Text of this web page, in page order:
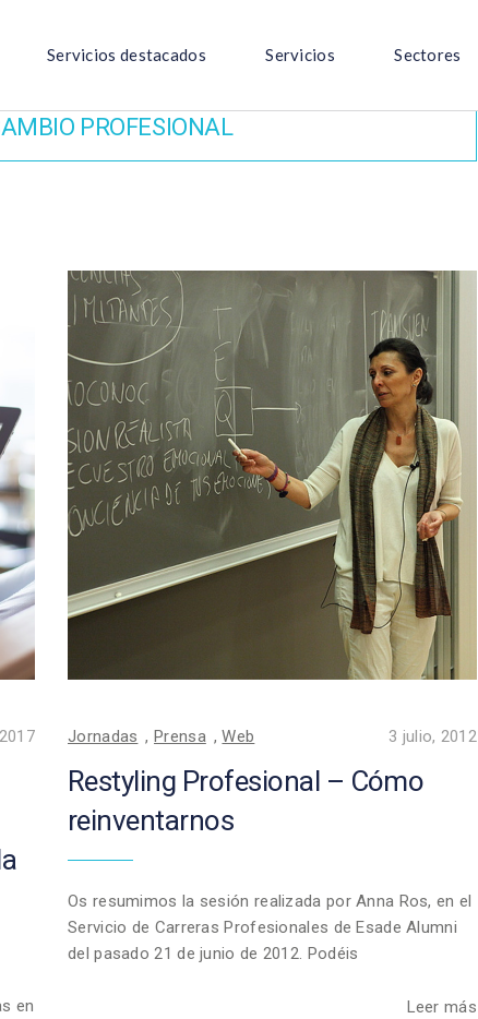
Servicios destacados Servicios Sectores
PROFESIONAL
en
Jornadas ,Prensa ,Web 3 julio, 2012
Restyling Profesional – Cómo
reinventarnos
Os resumimos la sesión realizada por Anna Ros, en el
Servicio de Carreras Profesionales de Esade Alumni
del pasado 21 de junio de 2012. Podéis
Leer más